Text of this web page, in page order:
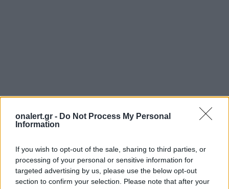
onalert.gr - Do Not Process My Personal
Information
If you wish to opt-out of the sale, sharing to third parties, or
processing of your personal or sensitive information for
targeted advertising by us, please use the below opt-out
section to confirm your selection. Please note that after your
ΣΧΕΤΙΚΑ ΑΡΘΡΑ